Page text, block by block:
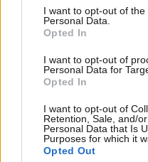
consent section.
I want to opt-out of the
Personal Data.
Opted In
I want to opt-out of
Personal Data for
Opted In
I want to opt-out of
Retention, Sale, and/
Personal Data that Is
Purposes for which it
Opted Out